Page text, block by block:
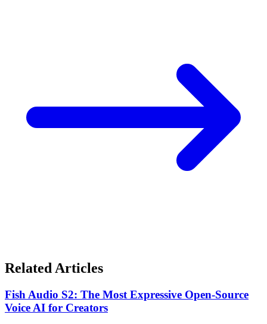
Related Articles
Fish Audio S2: The Most Expressive Open-Source
Voice AI for Creators